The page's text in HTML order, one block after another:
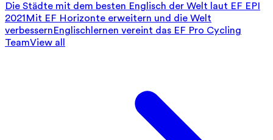
Die Städte mit dem besten Englisch der Welt laut EF EPI
2021Mit EF Horizonte erweitern und die Welt
verbessernEnglischlernen vereint das EF Pro Cycling
TeamView all